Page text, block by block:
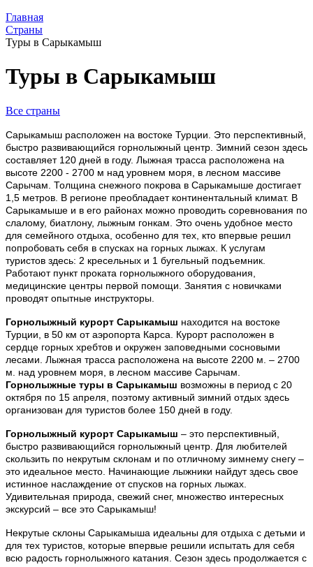
Главная
Страны
Туры в Сарыкамыш
Туры в Сарыкамыш
Все страны
Сарыкамыш расположен на востоке Турции. Это перспективный,
быстро развивающийся горнолыжный центр. Зимний сезон здесь
составляет 120 дней в году. Лыжная трасса расположена на
высоте 2200 - 2700 м над уровнем моря, в лесном массиве
Сарычам. Толщина снежного покрова в Сарыкамыше достигает
1,5 метров. В регионе преобладает континентальный климат. В
Сарыкамыше и в его районах можно проводить соревнования по
слалому, биатлону, лыжным гонкам. Это очень удобное место
для семейного отдыха, особенно для тех, кто впервые решил
попробовать себя в спусках на горных лыжах. К услугам
туристов здесь: 2 кресельных и 1 бугельный подъемник.
Работают пункт проката горнолыжного оборудования,
медицинские центры первой помощи. Занятия с новичками
проводят опытные инструкторы.
Горнолыжный курорт Сарыкамыш находится на востоке
Турции, в 50 км от аэропорта Карса. Курорт расположен в
сердце горных хребтов и окружен заповедными сосновыми
лесами. Лыжная трасса расположена на высоте 2200 м. – 2700
м. над уровнем моря, в лесном массиве Сарычам.
Горнолыжные туры в Сарыкамыш возможны в период с 20
октября по 15 апреля, поэтому активный зимний отдых здесь
организован для туристов более 150 дней в году.
Горнолыжный курорт Сарыкамыш – это перспективный,
быстро развивающийся горнолыжный центр. Для любителей
скользить по некрутым склонам и по отличному зимнему снегу –
это идеальное место. Начинающие лыжники найдут здесь свое
истинное наслаждение от спусков на горных лыжах.
Удивительная природа, свежий снег, множество интересных
экскурсий – все это Сарыкамыш!
Некрутые склоны Сарыкамыша идеальны для отдыха с детьми и
для тех туристов, которые впервые решили испытать для себя
всю радость горнолыжного катания. Сезон здесь продолжается с